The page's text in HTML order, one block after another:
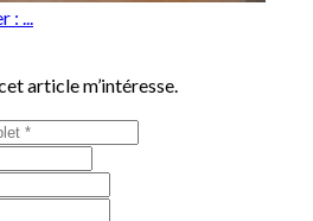
: ...
article m’intéresse.